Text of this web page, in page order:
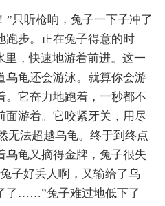
”只听枪响，兔子一下子冲了
跑步。正在兔子得意的时
里，快速地游着前进。这一
乌龟还会游泳。就算你会游
。它奋力地跑着，一秒都不
面游着。它咬紧牙关，用尽
无法超越乌龟。终于到终点
乌龟又摘得金牌，兔子很失
子好丢人啊，又输给了乌
了……”兔子难过地低下了